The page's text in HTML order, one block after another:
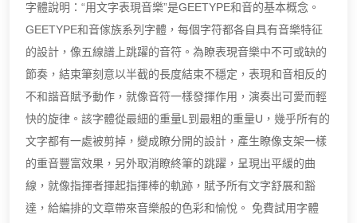
字體說明：“用文字表現音樂”是GEETYPE和音的基本概念。
GEETYPE和音傢族系列字體，每個字符都各自具有音樂特征
的設計，像五線譜上跳躍的音符。為瞭表現音樂中不可或缺的
節奏，結束筆刻意以半截的長度結束不穩定，表現和音相反的
不和諧音賦予動作，就像音符一樣發揮作用，演奏出可愛而輕
快的旋律。該字體從最細的重量L到最粗的重量U，幾乎所有的
文字都有一處被剪掉，變成瞭分開的設計，產生瞭像支架一樣
的重音豐富效果，另外取消瞭終筆的跳躍，呈現出平緩的曲
線，就像指揮者揮起指揮棒的軌跡，賦予所有文字舒展和豁
達，給編排的文章帶來音樂般的色彩和愉悅。 免費試用字體